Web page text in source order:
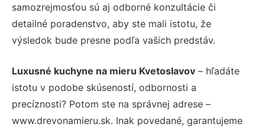
samozrejmosťou sú aj odborné konzultácie či
detailné poradenstvo, aby ste mali istotu, že
výsledok bude presne podľa vašich predstáv.
Luxusné kuchyne na mieru Kvetoslavov – hľadáte
istotu v podobe skúseností, odbornosti a
precíznosti? Potom ste na správnej adrese –
www.drevonamieru.sk. Inak povedané, garantujeme